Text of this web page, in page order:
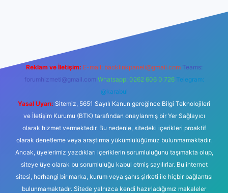
Reklam ve İletişim: E-mail: backlinkpaneli@gmail.com Teams:
forumhizmeti@gmail.com Whatsapp: 0262 606 0 726 Telegram:
@karabul
Yasal Uyarı: Sitemiz, 5651 Sayılı Kanun gereğince Bilgi Teknolojileri
ve İletişim Kurumu (BTK) tarafından onaylanmış bir Yer Sağlayıcı
olarak hizmet vermektedir. Bu nedenle, sitedeki içerikleri proaktif
olarak denetleme veya araştırma yükümlülüğümüz bulunmamaktadır.
Ancak, üyelerimiz yazdıkları içeriklerin sorumluluğunu taşımakta olup,
siteye üye olarak bu sorumluluğu kabul etmiş sayılırlar. Bu internet
sitesi, herhangi bir marka, kurum veya şahıs şirketi ile hiçbir bağlantısı
bulunmamaktadır. Sitede yalnızca kendi hazırladığımız makaleler